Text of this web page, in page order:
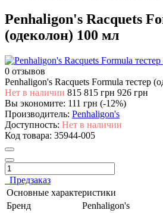
Penhaligon's Racquets
(одеколон) 100 мл
0 отзывов
Penhaligon's Racquets Formula тестер
Нет в наличии 815 815 грн 926 грн
Вы экономите: 111 грн (-12%)
Производитель: Penhaligon's
Доступность: Нет в наличии
Код товара: 35944-005
Предзаказ
Основные характеристики
Бренд
Penhaligon's